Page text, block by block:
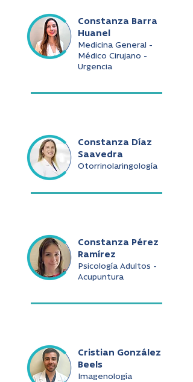
Constanza Barra
Huanel
Medicina General -
Médico Cirujano -
Urgencia
Constanza Díaz
Saavedra
Otorrinolaringología
Constanza Pérez
Ramírez
Psicología Adultos -
Acupuntura
Cristian González
Beels
Imagenología